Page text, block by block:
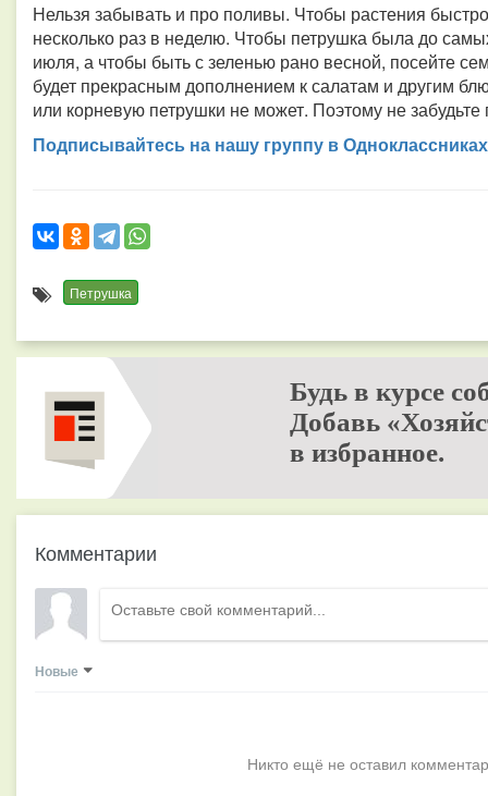
Нельзя забывать и про поливы. Чтобы растения
несколько раз в неделю. Чтобы петрушка была до
июля, а чтобы быть с зеленью рано весной, посейте
будет прекрасным дополнением к салатам и другим
или корневую петрушки не может. Поэтому не
Подписывайтесь на нашу группу в Одноклассниках
Петрушка
Будь в курсе
Добавь
в избранное.
Комментарии
Новые
Никто ещё не оставил